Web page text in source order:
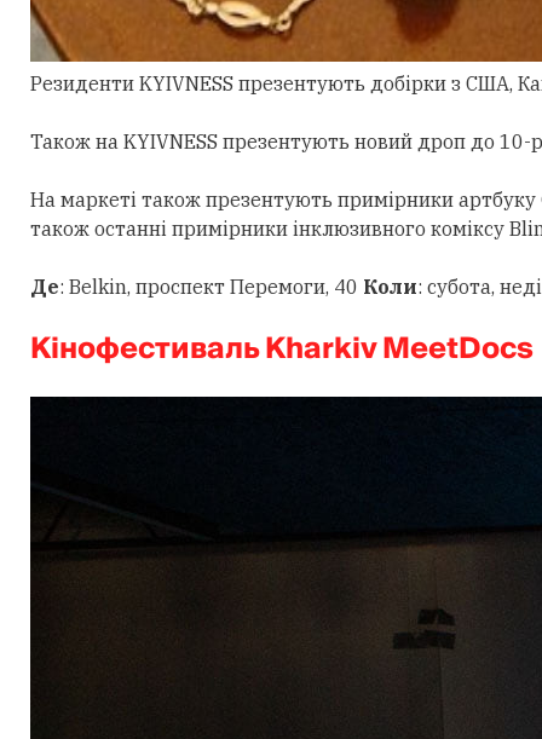
Резиденти KYIVNESS презентують добірки з США,
Також на KYIVNESS презентують новий дроп до 10-
На маркеті також презентують примірники артбуку
також останні примірники інклюзивного коміксу
Де: Belkin, проспект Перемоги, 40 Коли: субота,
Кінофестиваль Kharkiv MeetDocs